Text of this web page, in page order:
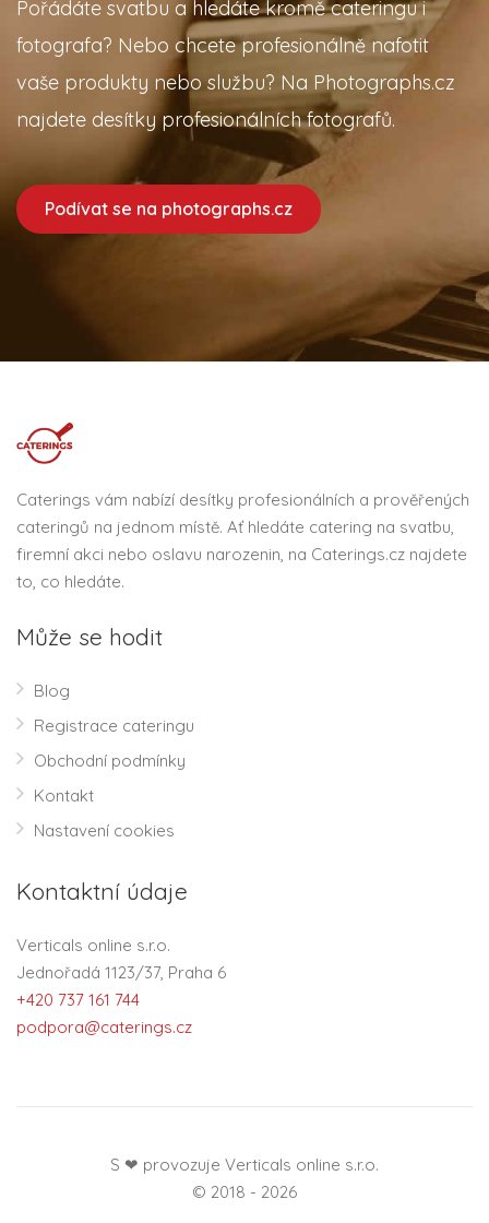
Pořádáte svatbu a hledáte kromě cateringu i
fotografa? Nebo chcete profesionálně nafotit
vaše produkty nebo službu? Na Photographs.cz
najdete desítky profesionálních fotografů.
Podívat se na photographs.cz
Caterings vám nabízí desítky profesionálních a prověřených
cateringů na jednom místě. Ať hledáte catering na svatbu,
firemní akci nebo oslavu narozenin, na Caterings.cz najdete
to, co hledáte.
Může se hodit
Blog
Registrace cateringu
Obchodní podmínky
Kontakt
Nastavení cookies
Kontaktní údaje
Verticals online s.r.o.
Jednořadá 1123/37, Praha 6
+420 737 161 744
podpora@caterings.cz
S ❤ provozuje Verticals online s.r.o.
© 2018 - 2026